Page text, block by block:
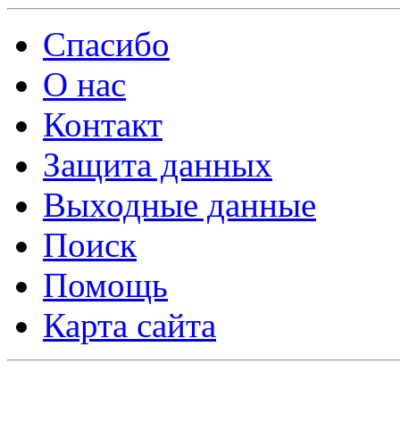
Спасибо
О нас
Контакт
Защита данных
Выходные данные
Поиск
Помощь
Карта сайта